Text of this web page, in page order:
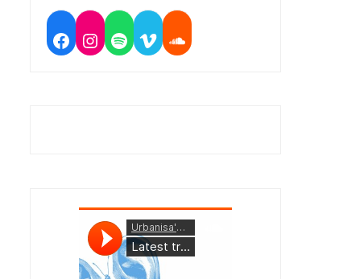
Facebook
Instagram
Spotify
VimeoSoundcloud